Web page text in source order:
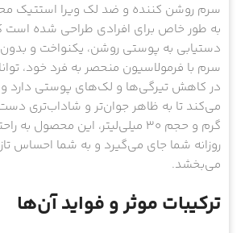
سرم روشن کننده و ضد لک ویرا استتیک
به طور خاص برای افرادی طراحی شده است
دستیابی به پوستی روشن، یکنواخت و
سرم با فرمولاسیون منحصر به فرد خود،
در کاهش تیرگی‌ها و لک‌های پوستی دارد
گرم و حجم 30 میلی‌لیتر، این محصول
روزانه شما جای می‌گیرد و به شما احساس
می‌بخشد.
ترکیبات موثر و فواید آن‌ها